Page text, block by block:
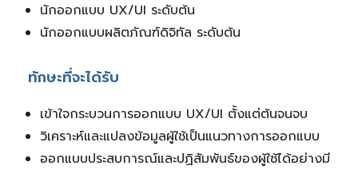
นักออกแบบ UX/UI ระดับต้น
นักออกแบบผลิตภัณฑ์ดิจิทัล ระดับต้น
ทักษะที่จะได้รับ
เข้าใจกระบวนการออกแบบ UX/UI ตั้งแต่ต้นจนจบ
วิเคราะห์และแปลงข้อมูลผู้ใช้เป็นแนวทางการออกแบบ
ออกแบบประสบการณ์และปฏิสัมพันธ์ของผู้ใช้ได้อย่างมี